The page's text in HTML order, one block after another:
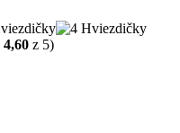
4,60 z 5)